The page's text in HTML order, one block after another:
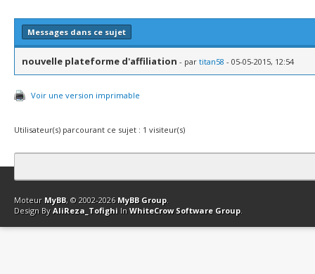
Messages dans ce sujet
nouvelle plateforme d'affiliation - par titan58 - 05-05-2015, 12:54
Voir une version imprimable
Utilisateur(s) parcourant ce sujet : 1 visiteur(s)
Contact Club Affiliation Retourner en haut Version bas-débit
Moteur MyBB, © 2002-2026 MyBB Group.
Design By AliReza_Tofighi In WhiteCrow Software Group.